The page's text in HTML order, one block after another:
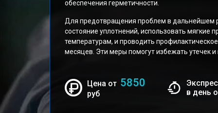
обеспечения герметичности.
Для предотвращения проблем в дальнейшем
состояние уплотнений, использовать мягкие
температурам, и проводить
месяцев. Эти меры помогут избежать утечек
Цена от 5850
руб
в день